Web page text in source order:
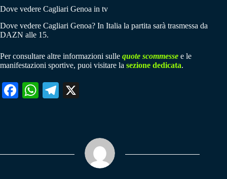
Dove vedere Cagliari Genoa in tv
Dove vedere Cagliari Genoa? In Italia la partita sarà trasmessa da
DAZN alle 15.
Per consultare altre informazioni sulle quote scommesse e le
manifestazioni sportive, puoi visitare la sezione dedicata.
Fa W
pp
Te
m